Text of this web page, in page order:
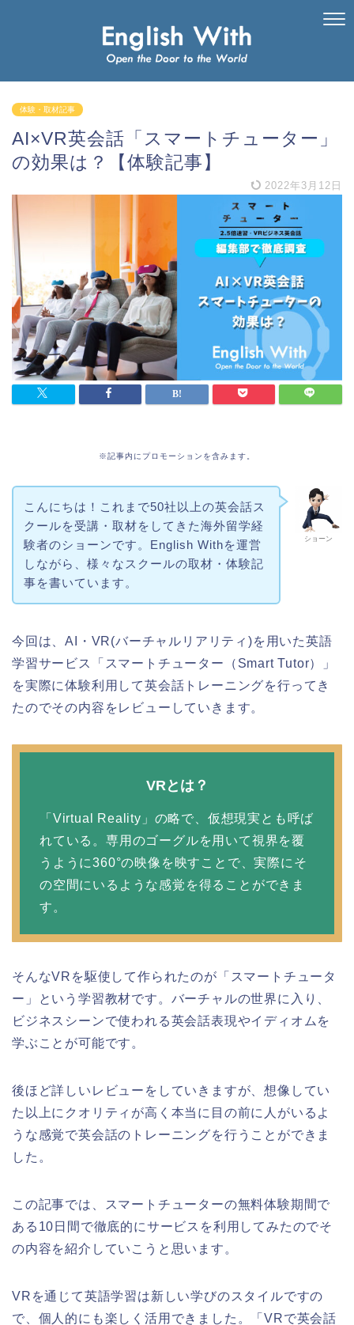
体験・取材記事
AI×VR英会話「スマートチューター」
の効果は？【体験記事】
2022年3月12日
※記事内にプロモーションを含みます。
ショーン
こんにちは！これまで50社以上の英会話ス
クールを受講・取材をしてきた海外留学経
験者のショーンです。English Withを運営
しながら、様々なスクールの取材・体験記
事を書いています。
今回は、AI・VR(バーチャルリアリティ)を用いた英語
学習サービス「スマートチューター（Smart Tutor）」
を実際に体験利用して英会話トレーニングを行ってき
たのでその内容をレビューしていきます。
VRとは？
「Virtual Reality」の略で、仮想現実とも呼ば
れている。専用のゴーグルを用いて視界を覆
うように360°の映像を映すことで、実際にそ
の空間にいるような感覚を得ることができま
す。
そんなVRを駆使して作られたのが「スマートチュータ
ー」という学習教材です。バーチャルの世界に入り、
ビジネスシーンで使われる英会話表現やイディオムを
学ぶことが可能です。
後ほど詳しいレビューをしていきますが、想像してい
た以上にクオリティが高く本当に目の前に人がいるよ
うな感覚で英会話のトレーニングを行うことができま
した。
この記事では、スマートチューターの無料体験期間で
ある10日間で徹底的にサービスを利用してみたのでそ
の内容を紹介していこうと思います。
VRを通じて英語学習は新しい学びのスタイルですの
で、個人的にも楽しく活用できました。「VRで英会話